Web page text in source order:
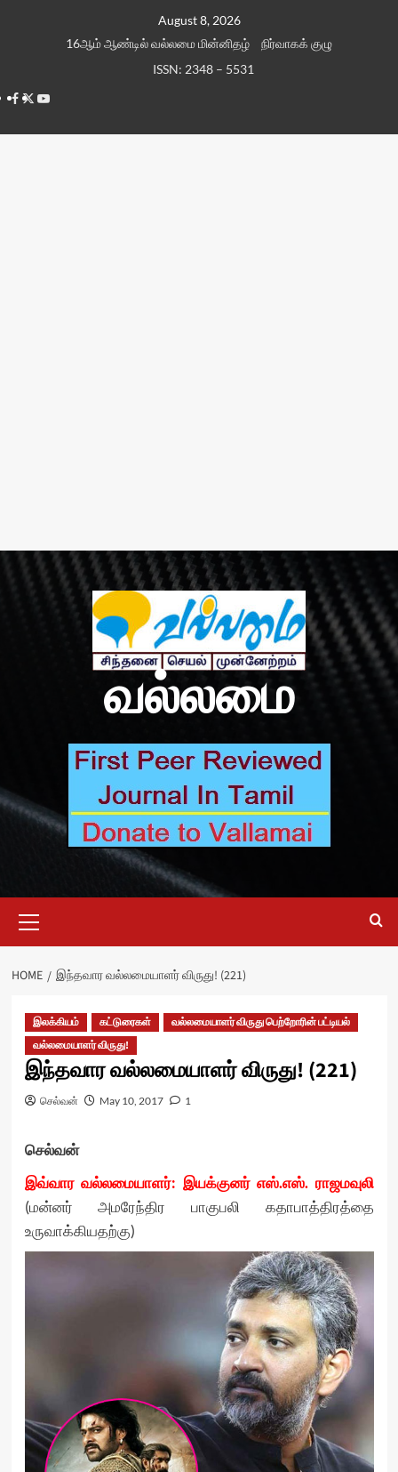
August 8, 2026
16ஆம் ஆண்டில் வல்லமை மின்னிதழ்
நிர்வாகக் குழு
ISSN: 2348 – 5531
Facebook
TwitterYoutube
வல்லமை
Menu
HOME இந்தவார வல்லமையாளர் விருது! (221)
இலக்கியம் கட்டுரைகள்
வல்லமையாளர் விருது பெற்றோரின் பட்டியல்
வல்லமையாளர் விருது!
இந்தவார வல்லமையாளர் விருது! (221)
செல்வன் May 10, 2017 1
செல்வன்
இவ்வார வல்லமையாளர்: இயக்குனர் எஸ்.எஸ். ராஜமவுலி
(மன்னர் அமரேந்திர பாகுபலி கதாபாத்திரத்தை
உருவாக்கியதற்கு)